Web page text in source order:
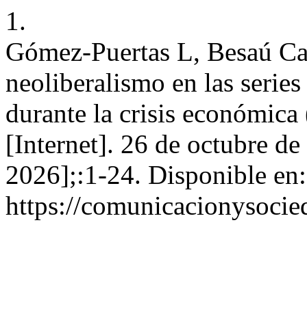
1.
Gómez-Puertas L, Besaú
neoliberalismo en las
durante la crisis
[Internet]. 26 de octubre
2026];:1-24. Disponible en:
https://